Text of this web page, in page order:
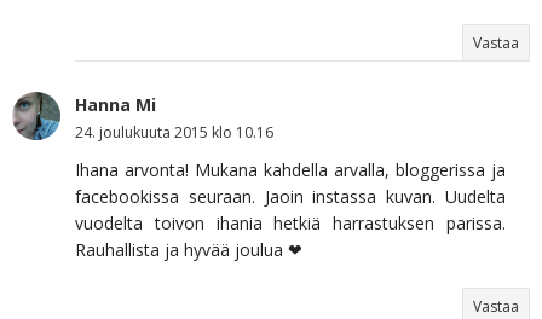
Vastaa
Hanna Mi
24. joulukuuta 2015 klo 10.16
Ihana arvonta! Mukana kahdella arvalla, bloggerissa ja
facebookissa seuraan. Jaoin instassa kuvan. Uudelta
vuodelta toivon ihania hetkiä harrastuksen parissa.
Rauhallista ja hyvää joulua ❤
Vastaa